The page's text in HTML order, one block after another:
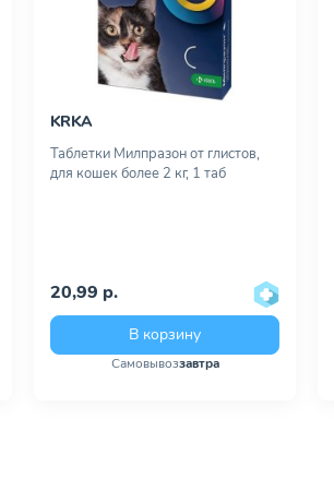
KRKA
Таблетки Милпразон от глистов,
для кошек более 2 кг, 1 таб
20,99 р.
В корзину
Самовывоззавтра